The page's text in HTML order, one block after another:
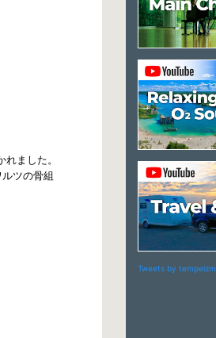
Tweets by tempeizm
ました。
ツの骨組